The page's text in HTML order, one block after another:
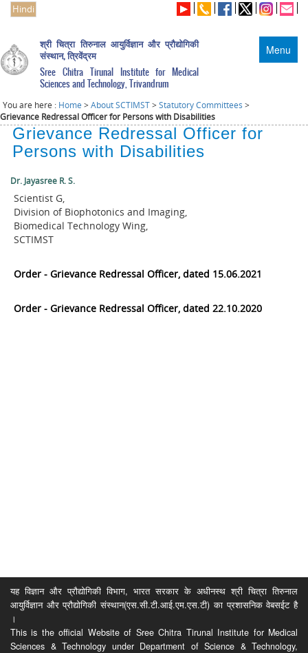
Hindi
Menu
श्री चित्रा तिरुनाल आयुर्विज्ञान और प्रौद्योगिकी
संस्थान, त्रिवेंद्रम
Sree Chitra Tirunal Institute for Medical
Sciences and Technology, Trivandrum
You are here : Home >About SCTIMST>Statutory Committees >
Grievance Redressal Officer for Persons with Disabilities
Grievance Redressal Officer for
Persons with Disabilities
Dr. Jayasree R. S.
Scientist G,
Division of Biophotonics and Imaging,
Biomedical Technology Wing,
SCTIMST
Order - Grievance Redressal Officer, dated 15.06.2021
Order - Grievance Redressal Officer, dated 22.10.2020
यह विज्ञान और प्रौद्योगिकी विभाग, भारत सरकार के अधीनस्थ श्री चित्रा तिरुनाल
आयुर्विज्ञान और प्रौद्योगिकी संस्थान(एस.सी.टी.आई.एम.एस.टी) का प्रशासनिक वेबसईट है
।
This is the official Website of Sree Chitra Tirunal Institute for Medical
Sciences & Technology under Department of Science & Technology,